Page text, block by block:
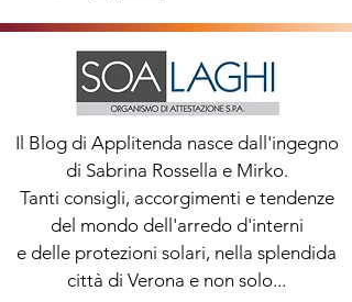
Il Blog di Applitenda nasce dall'ingegno
di Sabrina Rossella e Mirko.
Tanti consigli, accorgimenti e tendenze
del mondo dell'arredo d'interni
e delle protezioni solari, nella splendida
città di Verona e non solo...